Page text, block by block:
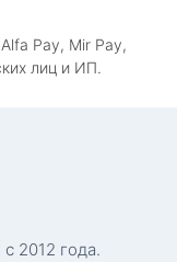
Pay, Mir Pay,
лиц и ИП.
2012 года.